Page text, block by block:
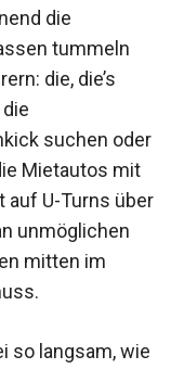
die
tummeln
die, die’s
suchen oder
Mietautos mit
auf U-Turns über
unmöglichen
mitten im
so langsam, wie